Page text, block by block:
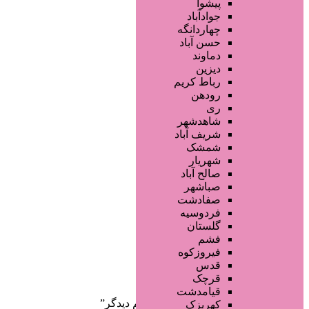
محصولات پوست
محصولات مو
محصولات آرایشی
تجهیزات سالن زیبایی
خدمات دندانپزشکی
سایر خدمات
پیشوا
جوادآباد
چهاردانگه
حسن آباد
دماوند
دیزین
رباط کریم
رودهن
ری
شاهدشهر
شریف آباد
شمشک
شهریار
صالح آباد
صباشهر
صفادشت
فردوسیه
گلستان
فشم
فیروزکوه
قدس
قرچک
قیامدشت
کهریزک
صفحه اصلی
آگهی انبوه
طراحی سایت
صفحه اختصاصی
لیست سایتهای تبلیغاتی
دسته‌بندی‌ها
/ محصولات برچسب خورده “خانم دیدگر”